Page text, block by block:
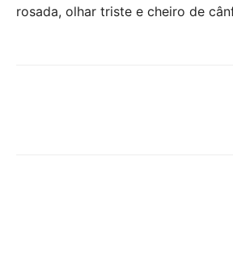
rosada, olhar triste e cheiro de